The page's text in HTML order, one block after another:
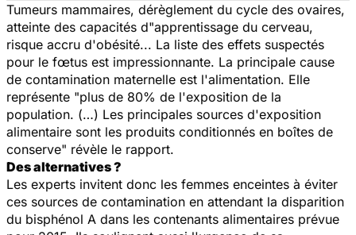
Tumeurs mammaires, dérèglement du cycle des ovaires,
atteinte des capacités d"apprentissage du cerveau,
risque accru d'obésité... La liste des effets suspectés
pour le fœtus est impressionnante. La principale cause
de contamination maternelle est l'alimentation. Elle
représente "plus de 80% de l'exposition de la
population. (…) Les principales sources d'exposition
alimentaire sont les produits conditionnés en boîtes de
conserve" révèle le rapport.
Des alternatives ?
Les experts invitent donc les femmes enceintes à éviter
ces sources de contamination en attendant la disparition
du bisphénol A dans les contenants alimentaires prévue